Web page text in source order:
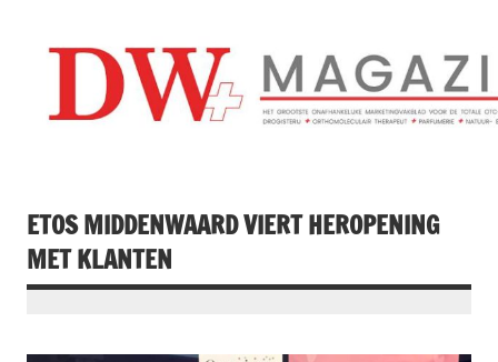
inhoud
ETOS MIDDENWAARD VIERT HEROPENING
MET KLANTEN